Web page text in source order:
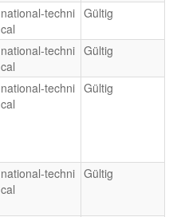
national-techni
cal
Gültig
national-techni
cal
Gültig
national-techni
cal
Gültig
national-techni
cal
Gültig